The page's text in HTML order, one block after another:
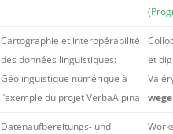
(
Cartographie et interopérabilité
des données linguistiques:
Géolinguistique numérique à
l’exemple du projet VerbaAlpina
et
Datenaufbereitungs- und